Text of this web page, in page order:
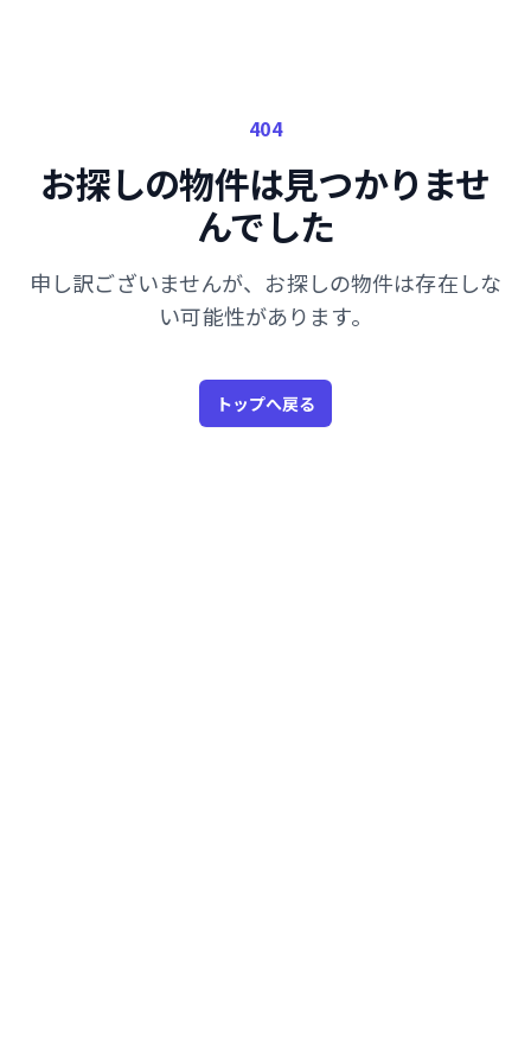
404
お探しの物件は見つかりませ
んでした
申し訳ございませんが、お探しの物件は存在しな
い可能性があります。
トップへ戻る